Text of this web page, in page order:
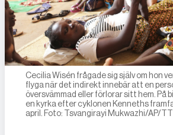
Cecilia Wisén frågade sig själv om hon
flyga när det indirekt innebär att en
översvämmad eller förlorar sitt hem. På
en kyrka efter cyklonen Kenneths
april. Foto: Tsvangirayi Mukwazhi/AP/TT